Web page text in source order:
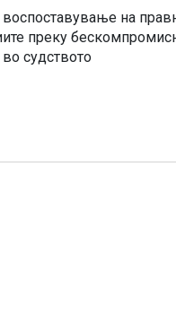
на
преку
во судството